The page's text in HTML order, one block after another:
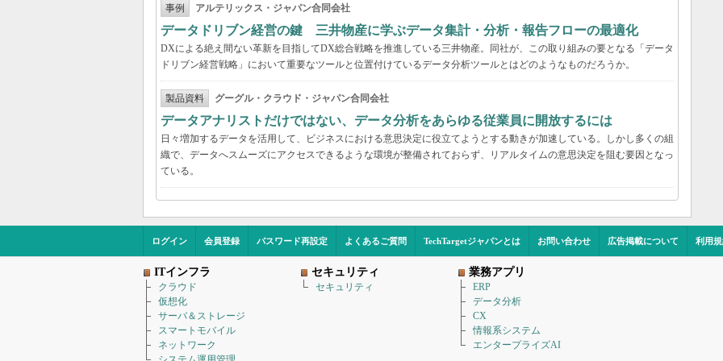
事例 アルテリックス・ジャパン合同会社
データドリブン経営の鍵 三井物産に学ぶデータ集計・分析・報告フローの最適化
DXによる絶え間ない革新を目指してDX総合戦略を推進している三井物産。同社が、この取り組みの要となる「データ
ドリブン経営戦略」において重要なツールと位置付けているデータ分析ツールとはどのようなものだろうか。
製品資料 グーグル・クラウド・ジャパン合同会社
データアナリストだけではない、データ分析をあらゆる従業員に開放するには
日々増加するデータを活用して、ビジネスにおける意思決定に役立てようとする動きが加速している。しかし多くの組
織で、データへスムーズにアクセスできるような環境が整備されておらず、リアルタイムの意思決定を阻む要因となっ
ている。
ログイン 会員登録 パスワード再設定 よくあるご質問 TechTargetジャパンとは お問い合わせ 広告掲載について 利用
ITインフラ
クラウド
仮想化
サーバ＆ストレージ
スマートモバイル
ネットワーク
セキュリティ
セキュリティ
業務アプリ
ERP
データ分析
CX
情報系システム
エンタープライズAI